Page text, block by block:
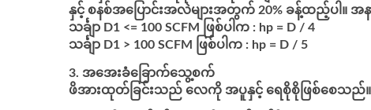
နှင့် စနစ်အပြောင်းအလဲများအတွက် 20% ခန့်ထည့်ပါ။
သင်္ချာ D1 <= 100 SCFM ဖြစ်ပါက : hp = D / 4
သင်္ချာ D1 > 100 SCFM ဖြစ်ပါက : hp = D / 5
အအေးခံခြောက်သွေ့စက်
ဖိအားထုတ်ခြင်းသည် လေကို အပူနှင့် ရေစိုစိုဖြစ်စေသည်။